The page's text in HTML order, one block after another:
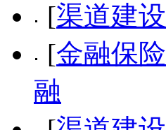
[渠道建设
[金融保险
融